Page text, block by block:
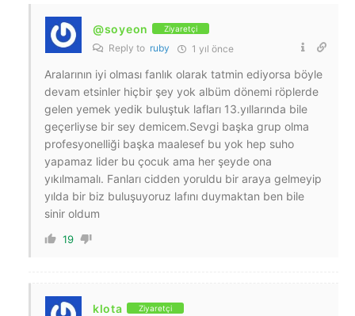
@soyeon Ziyaretçi
Reply to ruby 1 yıl önce
Aralarının iyi olması fanlık olarak tatmin ediyorsa böyle
devam etsinler hiçbir şey yok albüm dönemi röplerde
gelen yemek yedik buluştuk lafları 13.yıllarında bile
geçerliyse bir sey demicem.Sevgi başka grup olma
profesyonelliği başka maalesef bu yok hep suho
yapamaz lider bu çocuk ama her şeyde ona
yıkılmamalı. Fanları cidden yoruldu bir araya gelmeyip
yılda bir biz buluşuyoruz lafını duymaktan ben bile
sinir oldum
19
klota Ziyaretçi